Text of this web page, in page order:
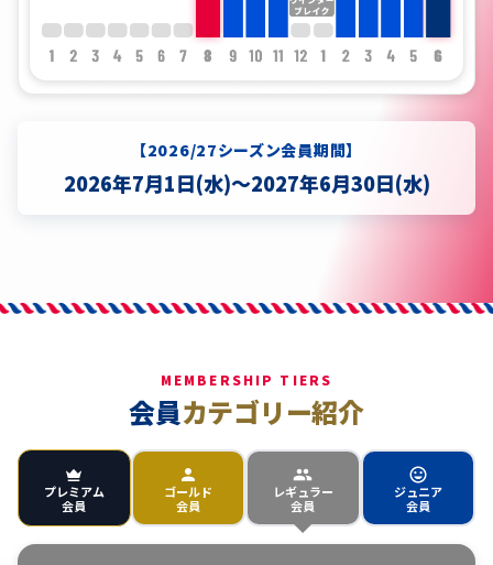
【2026/27シーズン会員期間】
2026年7月1日(水)～2027年6月30日(水)
MEMBERSHIP TIERS
会員カテゴリー紹介
プレミアム
会員
ゴールド
会員
レギュラー
会員
ジュニア
会員